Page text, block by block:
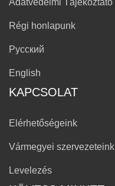
Adatvédelmi Tájékoztató
Régi honlapunk
Русский
English
KAPCSOLAT
Elérhetőségeink
Vármegyei szervezeteink
Levelezés